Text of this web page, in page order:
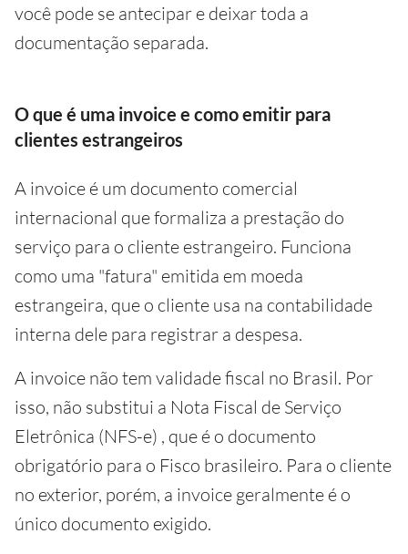
você pode se antecipar e deixar toda a
documentação separada.
O que é uma invoice e como emitir para
clientes estrangeiros
A invoice é um documento comercial
internacional que formaliza a prestação do
serviço para o cliente estrangeiro. Funciona
como uma "fatura" emitida em moeda
estrangeira, que o cliente usa na contabilidade
interna dele para registrar a despesa.
A invoice não tem validade fiscal no Brasil. Por
isso, não substitui a Nota Fiscal de Serviço
Eletrônica (NFS-e) , que é o documento
obrigatório para o Fisco brasileiro. Para o cliente
no exterior, porém, a invoice geralmente é o
único documento exigido.